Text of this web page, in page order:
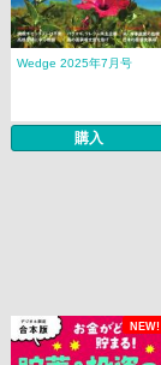
Wedge 2025年7月号
購入
NEW!